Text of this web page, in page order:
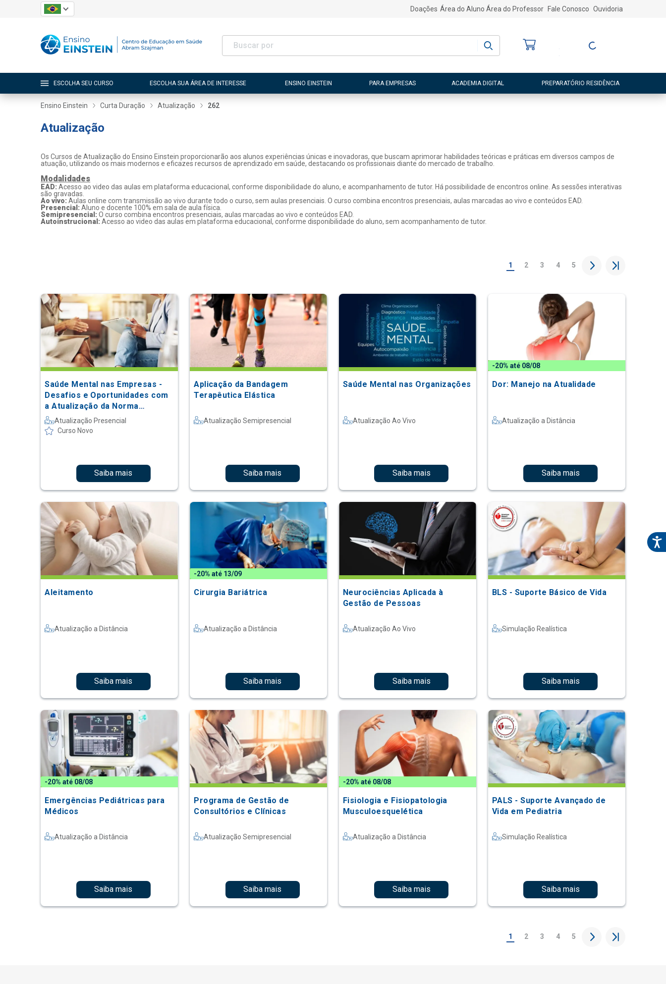
Doações Área do Aluno Área do Professor Fale Conosco Ouvidoria
Entre ou Cadastre-
ESCOLHA SEU CURSO ESCOLHA SUA ÁREA DE INTERESSE ENSINO EINSTEIN PARA EMPRESAS ACADEMIA DIGITAL PREPARATÓRIO RESIDÊNCIA
Ensino Einstein Curta Duração Atualização 262
Atualização
Os Cursos de Atualização do Ensino Einstein proporcionarão aos alunos experiências únicas e inovadoras, que buscam aprimorar habilidades teóricas e práticas em diversos campos de
atuação, utilizando os mais modernos e eficazes recursos de aprendizado em saúde, destacando os profissionais diante do mercado de trabalho.
Modalidades
EAD:Acesso ao video das aulas em plataforma educacional, conforme disponibilidade do aluno, e acompanhamento de tutor. Há possibilidade de encontros online. As sessões interativas
são gravadas.
Ao vivo: Aulas online com transmissão ao vivo durante todo o curso, sem aulas presenciais. O curso combina encontros presenciais, aulas marcadas ao vivo e conteúdos EAD.
Presencial:Aluno e docente 100% em sala de aula física.
Semipresencial:O curso combina encontros presenciais, aulas marcadas ao vivo e conteúdos EAD.
Autoinstrucional:Acesso ao video das aulas em plataforma educacional, conforme disponibilidade do aluno, sem acompanhamento de tutor.
1 2 3 4 5
Saúde Mental nas Empresas -
Desafios e Oportunidades com
a Atualização da Norma
Regulamentadora 1: da Teoria à
Prática
Atualização Presencial
Curso Novo
Saiba mais
Aplicação da Bandagem
Terapêutica Elástica
Atualização Semipresencial
Saiba mais
Saúde Mental nas Organizações
Atualização Ao Vivo
Saiba mais
-20% até 08/08
Dor: Manejo na Atualidade
Atualização a Distância
Saiba mais
Aleitamento
Atualização a Distância
Saiba mais
-20% até 13/09
Cirurgia Bariátrica
Atualização a Distância
Saiba mais
Neurociências Aplicada à
Gestão de Pessoas
Atualização Ao Vivo
Saiba mais
BLS - Suporte Básico de Vida
Simulação Realística
Saiba mais
-20% até 08/08
Emergências Pediátricas para
Médicos
Atualização a Distância
Saiba mais
Programa de Gestão de
Consultórios e Clínicas
Atualização Semipresencial
Saiba mais
-20% até 08/08
Fisiologia e Fisiopatologia
Musculoesquelética
Atualização a Distância
Saiba mais
PALS - Suporte Avançado de
Vida em Pediatria
Simulação Realística
Saiba mais
1 2 3 4 5